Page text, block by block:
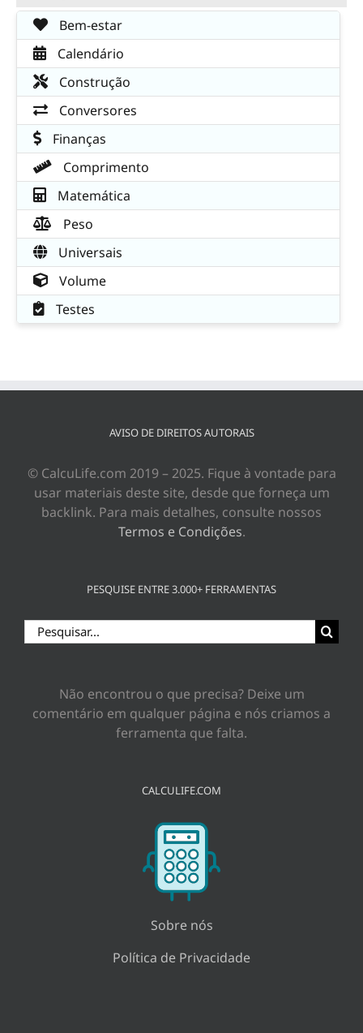
Bem-estar
Calendário
Construção
Conversores
Finanças
Comprimento
Matemática
Peso
Universais
Volume
Testes
AVISO DE DIREITOS AUTORAIS
© CalcuLife.com 2019 – 2025. Fique à vontade para
usar materiais deste site, desde que forneça um
backlink. Para mais detalhes, consulte nossos
Termos e Condições.
PESQUISE ENTRE 3.000+ FERRAMENTAS
Buscar
resultados
Não encontrou o que precisa? Deixe um
comentário em qualquer página e nós criamos a
ferramenta que falta.
CALCULIFE.COM
Sobre nós
Política de Privacidade